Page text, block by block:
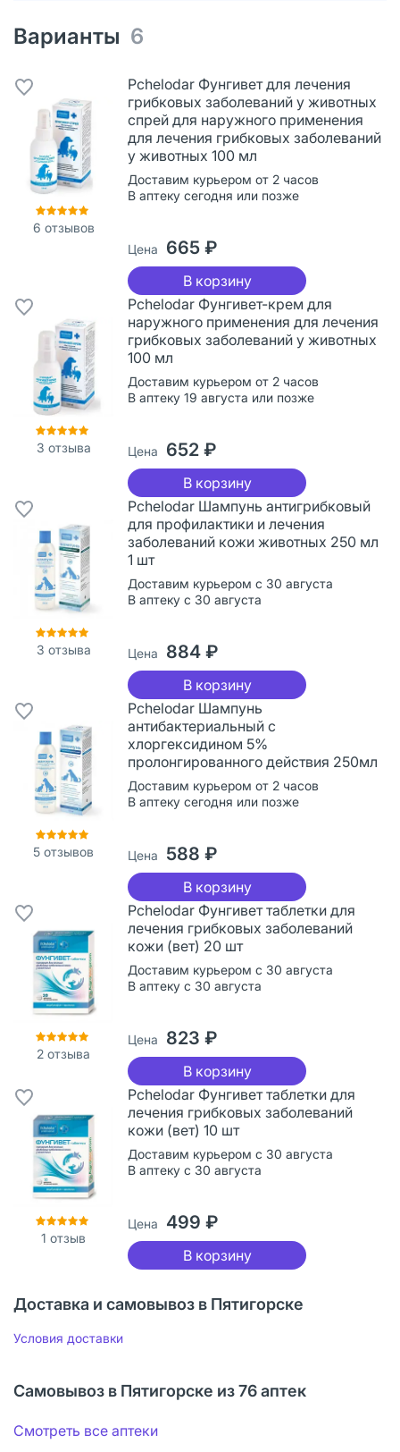
Варианты 6
6 отзывов
Pchelodar Фунгивет для лечения
грибковых заболеваний у животных
спрей для наружного применения
для лечения грибковых заболеваний
у животных 100 мл
Доставим курьером от 2 часов
В аптеку сегодня или позже
Цена 665 ₽
В корзину
3 отзыва
Pchelodar Фунгивет-крем для
наружного применения для лечения
грибковых заболеваний у животных
100 мл
Доставим курьером от 2 часов
В аптеку 19 августа или позже
Цена 652 ₽
В корзину
3 отзыва
Pchelodar Шампунь антигрибковый
для профилактики и лечения
заболеваний кожи животных 250 мл
1 шт
Доставим курьером с 30 августа
В аптеку с 30 августа
Цена 884 ₽
В корзину
5 отзывов
Pchelodar Шампунь
антибактериальный с
хлоргексидином 5%
пролонгированного действия 250мл
Доставим курьером от 2 часов
В аптеку сегодня или позже
Цена 588 ₽
В корзину
2 отзыва
Pchelodar Фунгивет таблетки для
лечения грибковых заболеваний
кожи (вет) 20 шт
Доставим курьером с 30 августа
В аптеку с 30 августа
Цена 823 ₽
В корзину
1 отзыв
Pchelodar Фунгивет таблетки для
лечения грибковых заболеваний
кожи (вет) 10 шт
Доставим курьером с 30 августа
В аптеку с 30 августа
Цена 499 ₽
В корзину
Доставка и самовывоз в Пятигорске
Условия доставки
Самовывоз в Пятигорске из 76 аптек
Смотреть все аптеки